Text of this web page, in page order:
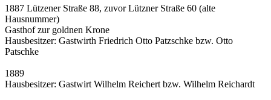
1887 Lützener Straße 88, zuvor Lützner Straße 60 (alte
Hausnummer)
Gasthof zur goldnen Krone
Hausbesitzer: Gastwirth Friedrich Otto Patzschke bzw. Otto
Patschke
1889
Hausbesitzer: Gastwirt Wilhelm Reichert bzw. Wilhelm Reichardt